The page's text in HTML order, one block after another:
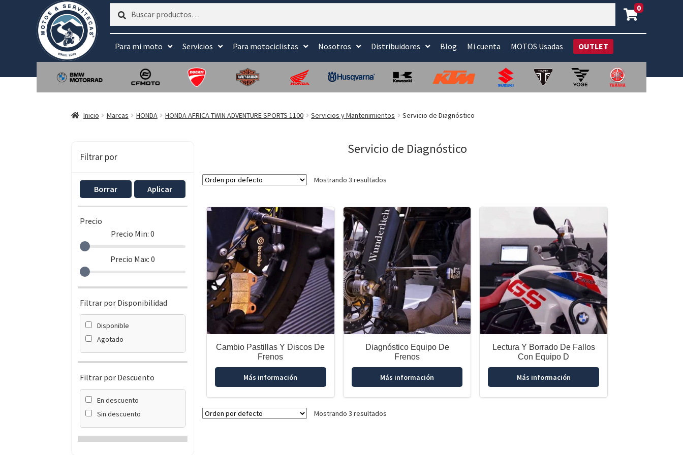
Buscar
Buscar 0
Para mi moto Servicios Para motociclistas Nosotros Distribuidores Blog Mi cuenta MOTOS Usadas OUTLET
Inicio Marcas HONDA HONDA AFRICA TWIN ADVENTURE SPORTS 1100 Servicios y Mantenimientos Servicio de Diagnóstico
Filtrar por
Borrar Aplicar
Precio
Precio Min:0
Precio Max:0
Filtrar por Disponibilidad
Disponible
Agotado
Filtrar por Descuento
En descuento
Sin descuento
Servicio de Diagnóstico
Mostrando 3 resultados
Cambio Pastillas Y Discos De
Frenos
Más información
Diagnóstico Equipo De
Frenos
Más información
Lectura Y Borrado De Fallos
Con Equipo D
Más información
Mostrando 3 resultados